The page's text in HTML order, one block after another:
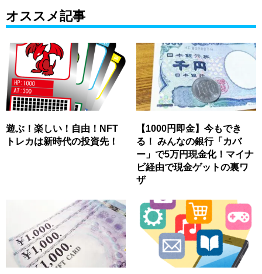
オススメ記事
遊ぶ！楽しい！自由！NFT
トレカは新時代の投資先！
【1000円即金】今もでき
る！ みんなの銀行「カバ
ー」で5万円現金化！マイナ
ビ経由で現金ゲットの裏ワ
ザ